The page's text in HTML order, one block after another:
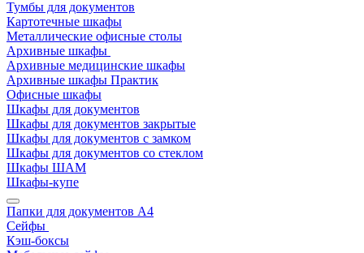
Тумбы для документов
Картотечные шкафы
Металлические офисные столы
Архивные шкафы
Архивные медицинские шкафы
Архивные шкафы Практик
Офисные шкафы
Шкафы для документов
Шкафы для документов закрытые
Шкафы для документов с замком
Шкафы для документов со стеклом
Шкафы ШАМ
Шкафы-купе
Папки для документов A4
Сейфы
Кэш-боксы